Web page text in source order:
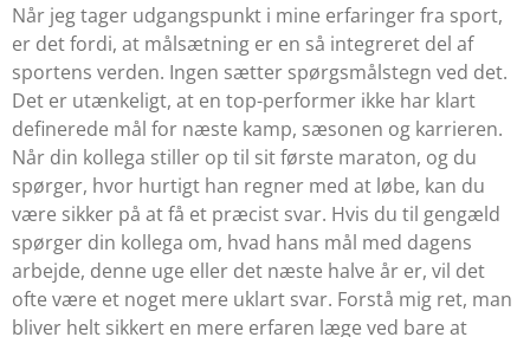
Når jeg tager udgangspunkt i mine erfaringer fra sport,
er det fordi, at målsætning er en så integreret del af
sportens verden. Ingen sætter spørgsmålstegn ved det.
Det er utænkeligt, at en top-performer ikke har klart
definerede mål for næste kamp, sæsonen og karrieren.
Når din kollega stiller op til sit første maraton, og du
spørger, hvor hurtigt han regner med at løbe, kan du
være sikker på at få et præcist svar. Hvis du til gengæld
spørger din kollega om, hvad hans mål med dagens
arbejde, denne uge eller det næste halve år er, vil det
ofte være et noget mere uklart svar. Forstå mig ret, man
bliver helt sikkert en mere erfaren læge ved bare at